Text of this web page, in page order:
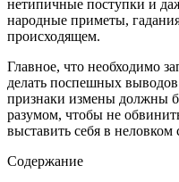
нетипичные поступки и
народные приметы,
происходящем.
Главное, что необходимо
делать поспешных
признаки измены должны
разумом, чтобы не
выставить себя в неловком
Содержание